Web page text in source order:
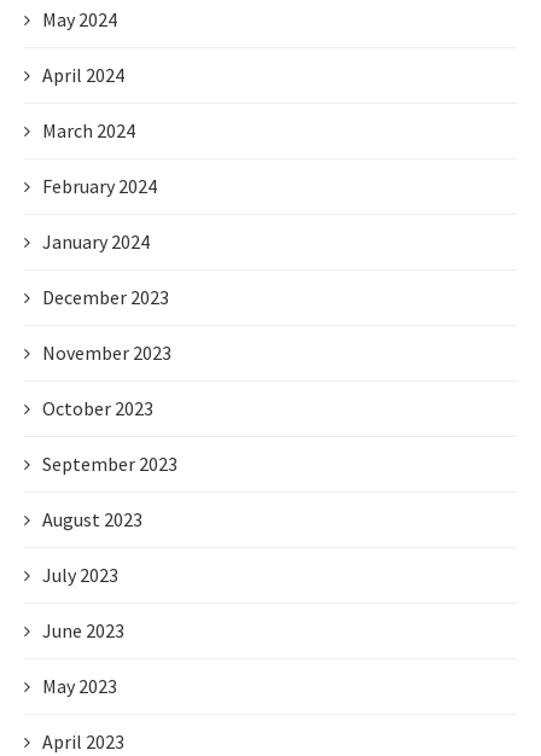
May 2024
April 2024
March 2024
February 2024
January 2024
December 2023
November 2023
October 2023
September 2023
August 2023
July 2023
June 2023
May 2023
April 2023